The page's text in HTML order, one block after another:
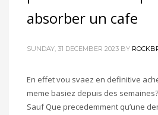
absorber un cafe
SUNDAY, 31 DECEMBER 2023 BY
En effet vou svaez en definitive
meme basiez depuis des
Sauf Que precedemment qu’une